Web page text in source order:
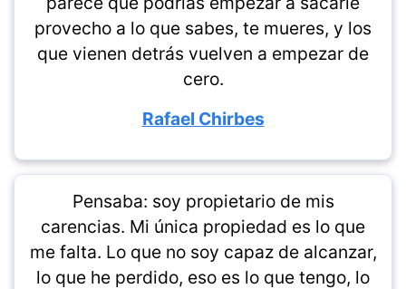
provecho a lo que sabes, te mueres, y los
que vienen detrás vuelven a empezar de
cero.
Rafael Chirbes
Pensaba: soy propietario de mis
carencias. Mi única propiedad es lo que
me falta. Lo que no soy capaz de alcanzar,
lo que he perdido, eso es lo que tengo, lo